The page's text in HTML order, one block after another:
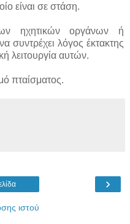
είναι σε στάση.
ηχητικών οργάνων ή
συντρέχει λόγος έκτακτης
λειτουργία αυτών.
πταίσματος.
›
ιστού